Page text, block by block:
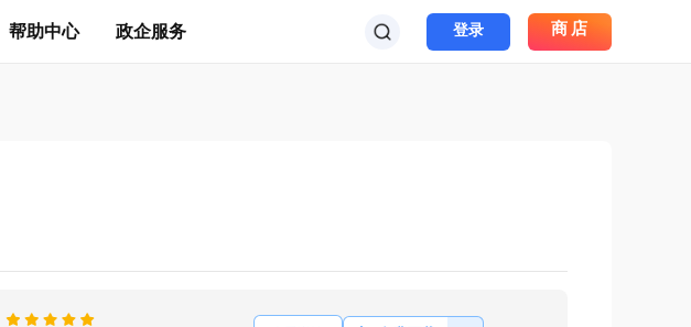
帮助中心 政企服务 登录 商店